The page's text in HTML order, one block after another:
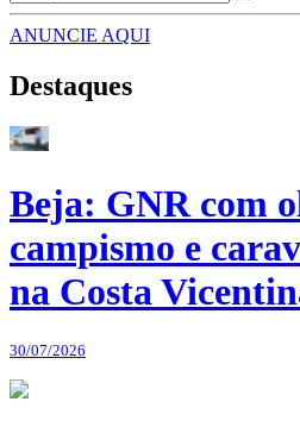
ANUNCIE AQUI
Destaques
Beja: GNR com
campismo e
na Costa
30/07/2026